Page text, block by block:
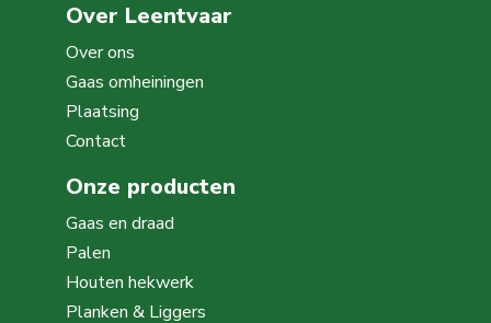
Over Leentvaar
Over ons
Gaas omheiningen
Plaatsing
Contact
Onze producten
Gaas en draad
Palen
Houten hekwerk
Planken & Liggers